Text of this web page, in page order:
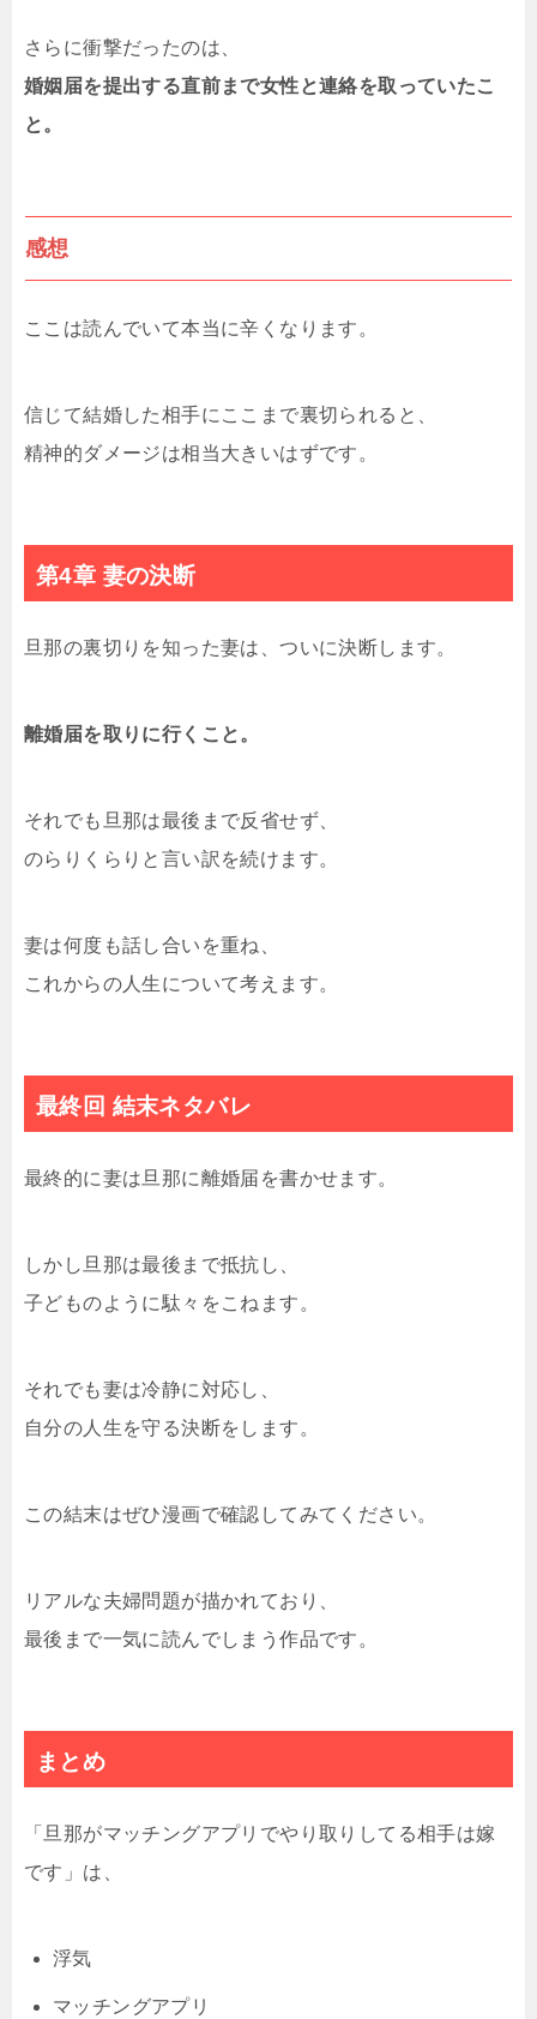
さらに衝撃だったのは、
婚姻届を提出する直前まで女性と連絡を取っていたこ
と。
感想
ここは読んでいて本当に辛くなります。
信じて結婚した相手にここまで裏切られると、
精神的ダメージは相当大きいはずです。
第4章 妻の決断
旦那の裏切りを知った妻は、ついに決断します。
離婚届を取りに行くこと。
それでも旦那は最後まで反省せず、
のらりくらりと言い訳を続けます。
妻は何度も話し合いを重ね、
これからの人生について考えます。
最終回 結末ネタバレ
最終的に妻は旦那に離婚届を書かせます。
しかし旦那は最後まで抵抗し、
子どものように駄々をこねます。
それでも妻は冷静に対応し、
自分の人生を守る決断をします。
この結末はぜひ漫画で確認してみてください。
リアルな夫婦問題が描かれており、
最後まで一気に読んでしまう作品です。
まとめ
「旦那がマッチングアプリでやり取りしてる相手は嫁
です」は、
浮気
マッチングアプリ